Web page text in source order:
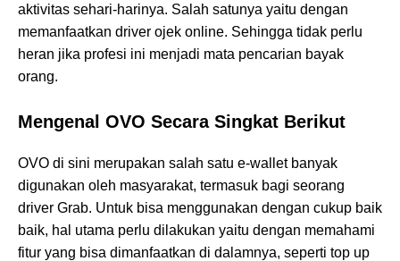
aktivitas sehari-harinya. Salah satunya yaitu dengan
memanfaatkan driver ojek online. Sehingga tidak perlu
heran jika profesi ini menjadi mata pencarian bayak
orang.
Mengenal OVO Secara Singkat Berikut
OVO di sini merupakan salah satu e-wallet banyak
digunakan oleh masyarakat, termasuk bagi seorang
driver Grab. Untuk bisa menggunakan dengan cukup baik
baik, hal utama perlu dilakukan yaitu dengan memahami
fitur yang bisa dimanfaatkan di dalamnya, seperti top up